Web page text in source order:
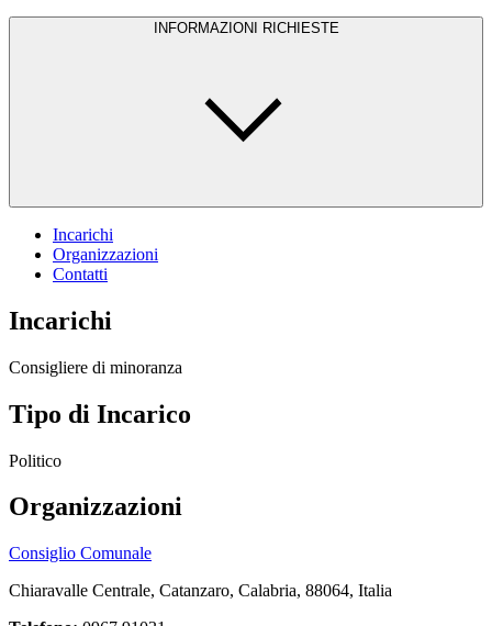
INFORMAZIONI RICHIESTE
Incarichi
Organizzazioni
Contatti
Incarichi
Consigliere di minoranza
Tipo di Incarico
Politico
Organizzazioni
Consiglio Comunale
Chiaravalle Centrale, Catanzaro, Calabria, 88064, Italia